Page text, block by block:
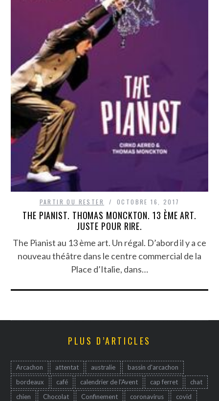
PARTIR OU RESTER OCTOBRE 16, 2017
THE PIANIST. THOMAS MONCKTON. 13 ÈME ART.
JUSTE POUR RIRE.
The Pianist au 13 ème art. Un régal. D’abord il y a ce
nouveau théâtre dans le centre commercial de la
Place d’Italie, dans…
PLUS D’ARTICLES
Arcachon attentat australie
bassin d'arcachon
bordeaux
café calendrier de l'Avent cap ferret
chat
chien
Chocolat Confinement coronavirus
covid